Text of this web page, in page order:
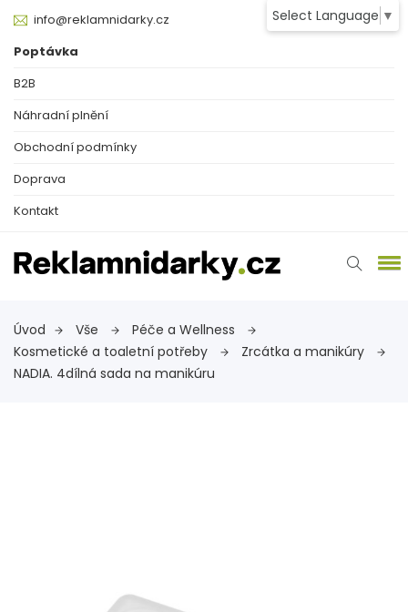
Select Language ▼
info@reklamnidarky.cz
Poptávka
B2B
Náhradní plnění
Obchodní podmínky
Doprava
Kontakt
Úvod Vše
Péče a Wellness
Kosmetické a toaletní potřeby
Zrcátka a manikúry
NADIA. 4dílná sada na manikúru